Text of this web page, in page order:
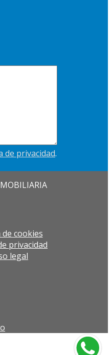
de privacidad.
de cookies
privacidad
legal